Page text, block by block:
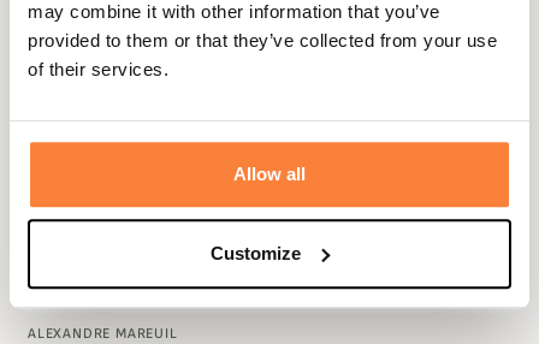
may combine it with other information that you’ve
provided to them or that they’ve collected from your use
of their services.
Allow all
Customize
ALEXANDRE MAREUIL